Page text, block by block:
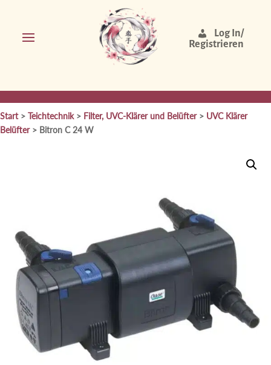
Log In/
Registrieren
Start> Teichtechnik> Filter, UVC-Klärer und Belüfter> UVC Klärer
Belüfter> Bitron C 24 W